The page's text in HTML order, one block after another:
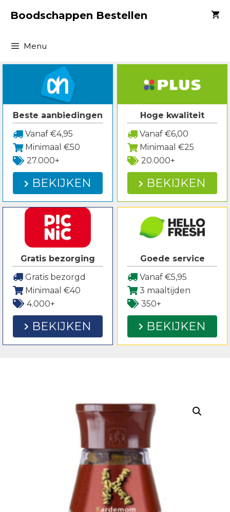
naarBoodschappen Bestellen
Menu
Beste aanbiedingen
Vanaf €4,95
Minimaal €50
27.000+
BEKIJKEN
Hoge kwaliteit
Vanaf €6,00
Minimaal €25
20.000+
BEKIJKEN
Gratis bezorging
Gratis bezorgd
Minimaal €40
4.000+
BEKIJKEN
Goede service
Vanaf €5,95
3 maaltijden
350+
BEKIJKEN